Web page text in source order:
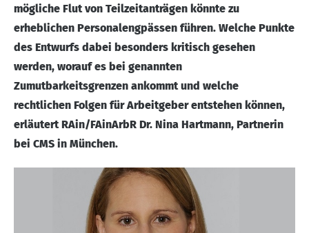
mögliche Flut von Teilzeitanträgen könnte zu
erheblichen Personalengpässen führen. Welche Punkte
des Entwurfs dabei besonders kritisch gesehen
werden, worauf es bei genannten
Zumutbarkeitsgrenzen ankommt und welche
rechtlichen Folgen für Arbeitgeber entstehen können,
erläutert RAin/FAinArbR Dr. Nina Hartmann, Partnerin
bei CMS in München.